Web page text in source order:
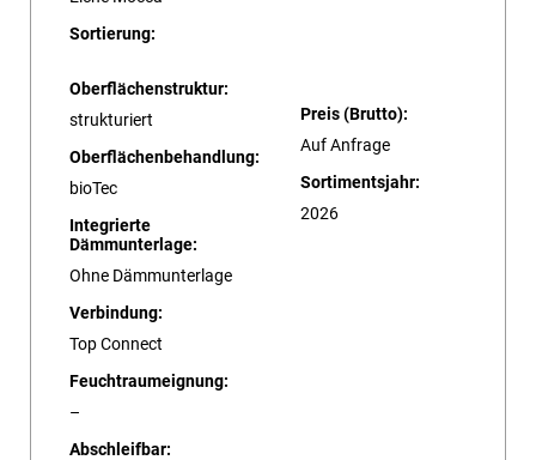
Sortierung:
Oberflächenstruktur:
strukturiert
Oberflächenbehandlung:
bioTec
Integrierte
Dämmunterlage:
Ohne Dämmunterlage
Verbindung:
Top Connect
Feuchtraumeignung:
–
Abschleifbar:
Preis (Brutto):
Auf Anfrage
Sortimentsjahr:
2026